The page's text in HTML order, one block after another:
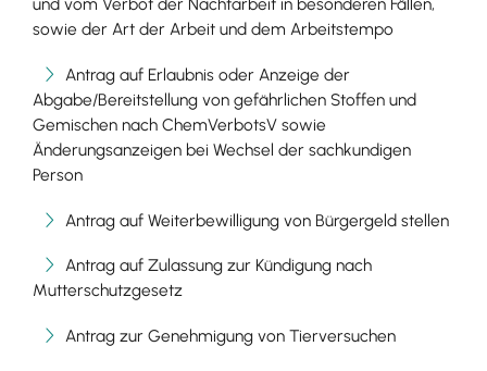
sowie der Art der Arbeit und dem Arbeitstempo
Antrag auf Erlaubnis oder Anzeige der
Abgabe/Bereitstellung von gefährlichen Stoffen und
Gemischen nach ChemVerbotsV sowie
Änderungsanzeigen bei Wechsel der sachkundigen
Person
Antrag auf Weiterbewilligung von Bürgergeld stellen
Antrag auf Zulassung zur Kündigung nach
Mutterschutzgesetz
Antrag zur Genehmigung von Tierversuchen